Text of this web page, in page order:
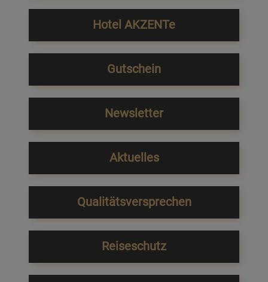
Hotel AKZENTe
Gutschein
Newsletter
Aktuelles
Qualitätsversprechen
Reiseschutz